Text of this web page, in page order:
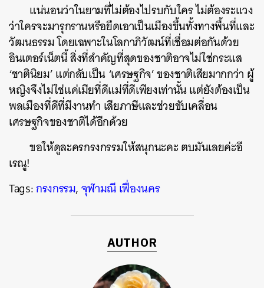
แน่นอนว่าในยามที่ไม่ต้องไปรบกับใคร ไม่ต้องระแวง
ว่าใครจะมารุกรานหรือยึดเอาเป็นเมืองขึ้นทั้งทางพื้นที่และ
วัฒนธรรม โดยเฉพาะในโลกาภิวัฒน์ที่เชื่อมต่อกันด้วย
อินเตอร์เน็ตนี้ สิ่งที่สำคัญที่สุดของชาติอาจไม่ใช่กระแส
‘ชาตินิยม’ แต่กลับเป็น ‘เศรษฐกิจ’ ของชาติเสียมากกว่า ผู้
หญิงจึงไม่ใช่แค่เมียที่ดีแม่ที่ดีเพียงเท่านั้น แต่ยังต้องเป็น
พลเมืองที่ดีที่มีงานทำ เสียภาษีและช่วยขับเคลื่อน
เศรษฐกิจของชาติได้อีกด้วย
ขอให้ดูละครกรงกรรมให้สนุกนะคะ ตบมันเลยค่ะอี
เรณู!
Tags:กรงกรรม,จุฬามณี เฟื่องนคร
AUTHOR